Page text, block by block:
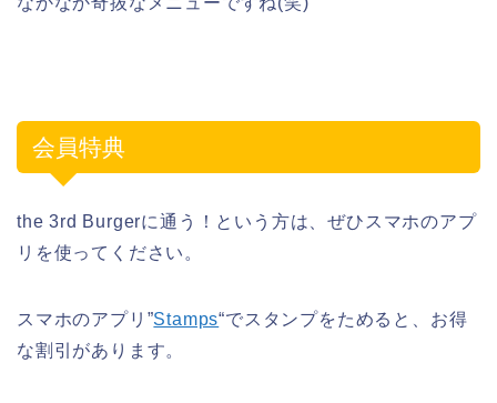
会員特典
the 3rd Burgerに通う！という方は、ぜひスマホのアプ
リを使ってください。
スマホのアプリ”Stamps“でスタンプをためると、お得
な割引があります。